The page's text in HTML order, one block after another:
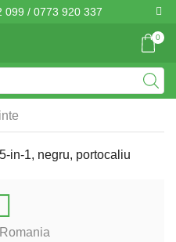
099 / 0773 920 337
0